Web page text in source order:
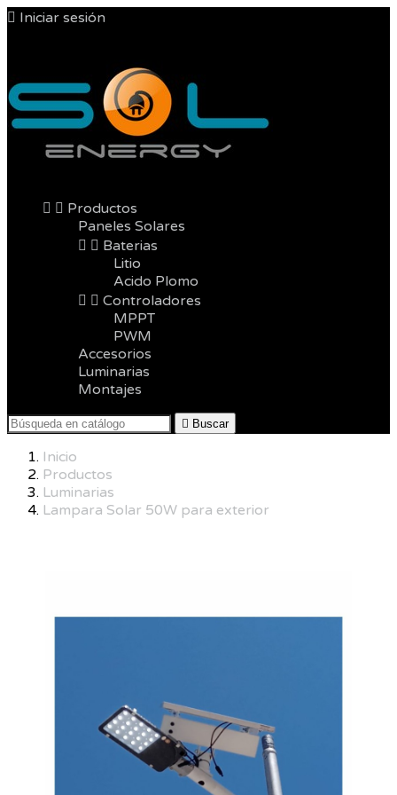
 Iniciar sesión
  Productos
Paneles Solares
  Baterias
Litio
Acido Plomo
  Controladores
MPPT
PWM
Accesorios
Luminarias
Montajes
 Buscar
Inicio
Productos
Luminarias
Lampara Solar 50W para exterior